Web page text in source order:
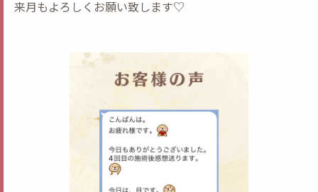
来月もよろしくお願い致します♡